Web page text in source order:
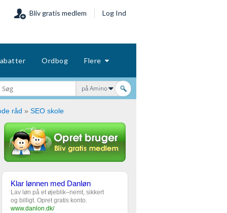
Bliv gratis medlem Log Ind
Ordbog Flere
på Amino
råd » SEO skole
Klar lønnen med Danløn
Lav løn på et øjeblik–nemt, sikkert
og billigt. Opret gratis konto.
www.danlon.dk/